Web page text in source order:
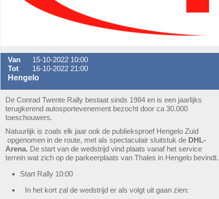
Van
15-10-2022 10:00
Tot
16-10-2022 21:00
Hengelo
De Conrad Twente Rally bestaat sinds 1984 en is een jaarlijks
terugkerend autosportevenement bezocht door ca 30.000
toeschouwers.
Natuurlijk is zoals elk jaar ook de publieksproef Hengelo Zuid
opgenomen in de route, met als spectaculair sluitstuk de DHL-
Arena. De start van de wedstrijd vind plaats vanaf het service
terrein wat zich op de parkeerplaats van Thales in Hengelo bevindt.
Start Rally 10:00
In het kort zal de wedstrijd er als volgt uit gaan zien: